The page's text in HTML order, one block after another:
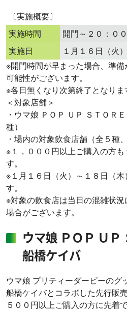
〔実施概要〕
実施時間
開門～２０：００
実施日
１月１６日（火
※開門時間が早まった場合、準
可能性がございます。
※各日無くなり次第終了となりま
＜対象店舗＞
・ウマ娘 ＰＯＰ ＵＰ ＳＴＯＲ
種）
・場内の対象飲食店舗（全５種
※１，０００円以上ご購入の方
す。
※１月１６日（火）～１８日（
す。
※対象の飲食店は当日の混雑状
場合がございます。
ウマ娘 ＰＯＰ ＵＰ
船橋ケイバ
ウマ娘 プリティーダービーのグ
船橋ケイバとコラボした先行販
５００円以上ご購入の方に先着